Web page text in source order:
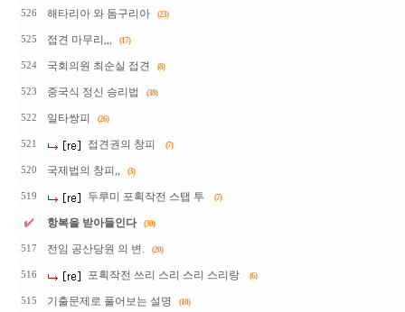
526 해타리아 와 돔구리아 (23)
525 접견 마무리,,, (17)
524 국회의원 최순실 접견 (8)
523 중국식 정신 승리법 (38)
522 일타쌍피 (26)
521 접견권의 창피 (7)
520 국제법의 창피,, (3)
519 두루미 포획작전 스탭 투 (7)
항복을 받아들인다 (30)
517 전임 공산당원 의 변. (20)
516 포획작전 쓰리 스리 스리 스리랑 (6)
515 기출문제로 풀어보는 설명 (10)